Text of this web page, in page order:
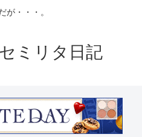
が・・・。
ミリタ日記